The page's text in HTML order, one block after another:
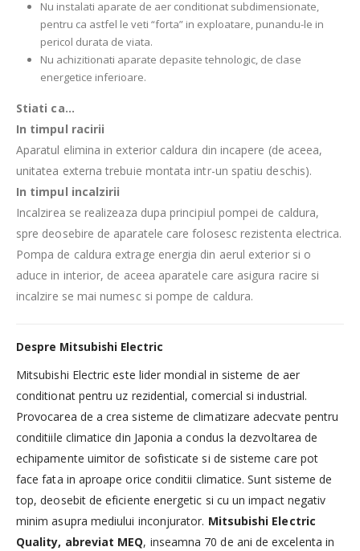
Nu instalati aparate de aer conditionat subdimensionate,
pentru ca astfel le veti “forta” in exploatare, punandu-le in
pericol durata de viata.
Nu achizitionati aparate depasite tehnologic, de clase
energetice inferioare.
Stiati ca…
In timpul racirii
Aparatul elimina in exterior caldura din incapere (de aceea,
unitatea externa trebuie montata intr-un spatiu deschis).
In timpul incalzirii
Incalzirea se realizeaza dupa principiul pompei de caldura,
spre deosebire de aparatele care folosesc rezistenta electrica.
Pompa de caldura extrage energia din aerul exterior si o
aduce in interior, de aceea aparatele care asigura racire si
incalzire se mai numesc si pompe de caldura.
Despre Mitsubishi Electric
Mitsubishi Electric este lider mondial in sisteme de aer
conditionat pentru uz rezidential, comercial si industrial.
Provocarea de a crea sisteme de climatizare adecvate pentru
conditiile climatice din Japonia a condus la dezvoltarea de
echipamente uimitor de sofisticate si de sisteme care pot
face fata in aproape orice conditii climatice. Sunt sisteme de
top, deosebit de eficiente energetic si cu un impact negativ
minim asupra mediului inconjurator. Mitsubishi Electric
Quality, abreviat MEQ, inseamna 70 de ani de excelenta in